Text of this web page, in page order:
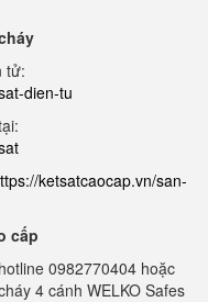
tử:
dien-tu
ketsatcaocap.vn/san-
cấp
0982770404 hoặc
4 cánh WELKO Safes